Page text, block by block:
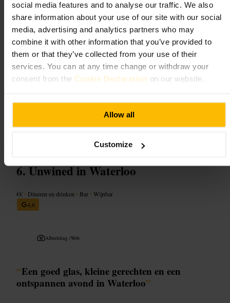
social media features and to analyse our traffic. We also
share information about your use of our site with our social
media, advertising and analytics partners who may
combine it with other information that you’ve provided to
them or that they’ve collected from your use of their
services. You can at any time change or withdraw your
consent from the Cookie Declaration on our website.
Allow all
Customize
Een wijngerichte kaart met zowel bekende als minder bekende labels.
Barzitplaatsen voor een snelle aperitief en tafels om langer te blijven.
Vriendelijk personeel, geschikt voor koppels, vrienden, zakelijke
borrels of solo-drinkers voor of na een voorstelling.
Plan uw bezoek
reserveer een tafel als je wilt blijven eten of met een groep bent. Neem
een geldig ID mee en reken op kaartbetaling.
https://www.forzawine.com/
Unwined in Waterloo
€€ • Dineren en drinken • Bar •Wijnbar
4,6
Afbeelding /Web
“Een goed glas, kleine gerechten en een
ontspannen avond in Waterloo”